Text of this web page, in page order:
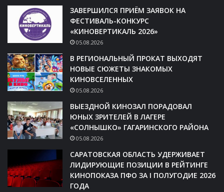
ЗАВЕРШИЛСЯ ПРИЁМ ЗАЯВОК НА
ФЕСТИВАЛЬ-КОНКУРС
«КИНОВЕРТИКАЛЬ 2026»
05.08.2026
В РЕГИОНАЛЬНЫЙ ПРОКАТ ВЫХОДЯТ
НОВЫЕ СЮЖЕТЫ ЗНАКОМЫХ
КИНОВСЕЛЕННЫХ
05.08.2026
ВЫЕЗДНОЙ КИНОЗАЛ ПОРАДОВАЛ
ЮНЫХ ЗРИТЕЛЕЙ В ЛАГЕРЕ
«СОЛНЫШКО» ГАГАРИНСКОГО РАЙОНА
05.08.2026
САРАТОВСКАЯ ОБЛАСТЬ УДЕРЖИВАЕТ
ЛИДИРУЮЩИЕ ПОЗИЦИИ В РЕЙТИНГЕ
КИНОПОКАЗА ПФО ЗА I ПОЛУГОДИЕ 2026
ГОДА